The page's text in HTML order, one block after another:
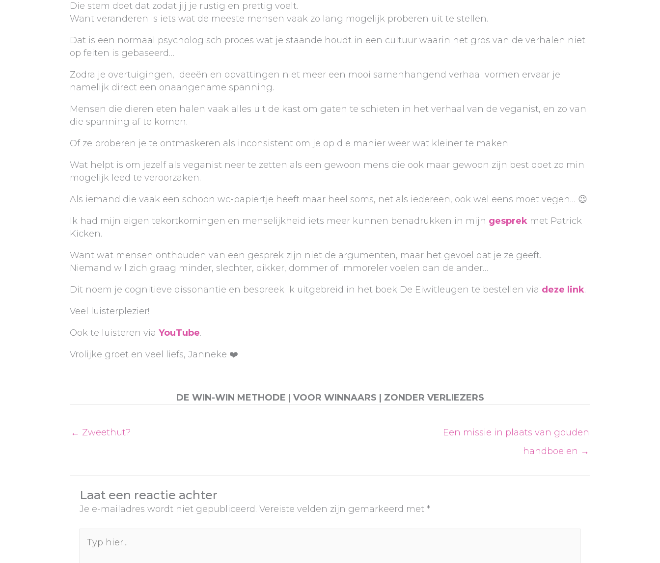
Die stem doet dat zodat jij je rustig en prettig voelt.
Want veranderen is iets wat de meeste mensen vaak zo lang mogelijk proberen uit te stellen.
Dat is een normaal psychologisch proces wat je staande houdt in een cultuur waarin het gros van de verhalen niet
op feiten is gebaseerd…
Zodra je overtuigingen, ideeën en opvattingen niet meer een mooi samenhangend verhaal vormen ervaar je
namelijk direct een onaangename spanning.
Mensen die dieren eten halen vaak alles uit de kast om gaten te schieten in het verhaal van de veganist, en zo van
die spanning af te komen.
Of ze proberen je te ontmaskeren als inconsistent om je op die manier weer wat kleiner te maken.
Wat helpt is om jezelf als veganist neer te zetten als een gewoon mens die ook maar gewoon zijn best doet zo min
mogelijk leed te veroorzaken.
Als iemand die vaak een schoon wc-papiertje heeft maar heel soms, net als iedereen, ook wel eens moet vegen… 😉
Ik had mijn eigen tekortkomingen en menselijkheid iets meer kunnen benadrukken in mijn gesprek met Patrick
Kicken.
Want wat mensen onthouden van een gesprek zijn niet de argumenten, maar het gevoel dat je ze geeft.
Niemand wil zich graag minder, slechter, dikker, dommer of immoreler voelen dan de ander…
Dit noem je cognitieve dissonantie en bespreek ik uitgebreid in het boek De Eiwitleugen te bestellen via deze link.
Veel luisterplezier!
Ook te luisteren via YouTube.
Vrolijke groet en veel liefs, Janneke ❤️
DE WIN-WIN METHODE | VOOR WINNAARS | ZONDER VERLIEZERS
← Zweethut?
Een missie in plaats van gouden
handboeien →
Laat een reactie achter
Je e-mailadres wordt niet gepubliceerd. Vereiste velden zijn gemarkeerd met *
hier...